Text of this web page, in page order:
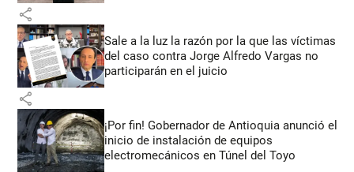
share
Sale a la luz la razón por la que las víctimas
del caso contra Jorge Alfredo Vargas no
participarán en el juicio
share
¡Por fin! Gobernador de Antioquia anunció el
inicio de instalación de equipos
electromecánicos en Túnel del Toyo